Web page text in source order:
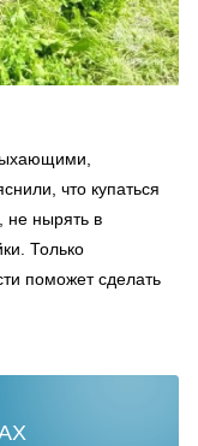
что купаться
не нырять в
Только
поможет сделать